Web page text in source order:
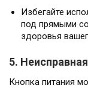
Избегайте
под прямыми
здоровья
5.
Кнопка питания